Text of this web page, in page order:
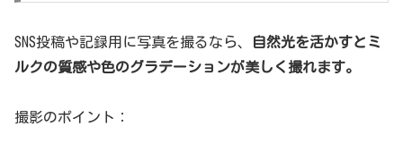
SNS投稿や記録用に写真を撮るなら、
自然光を活かすとミ
ルクの質感や色のグラデーションが美しく撮れます。
撮影のポイント：